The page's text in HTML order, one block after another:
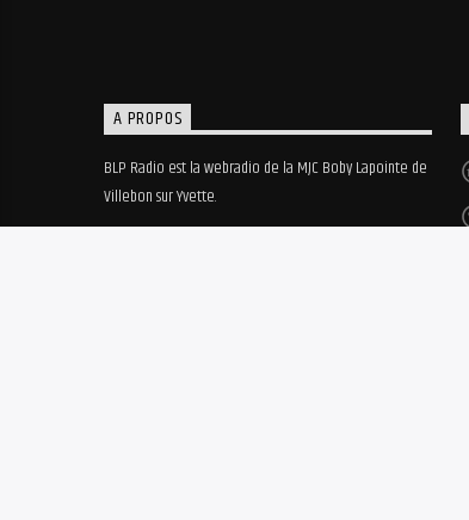
A PROPOS
BLP Radio est la webradio de la MJC Boby Lapointe de
Villebon sur Yvette.